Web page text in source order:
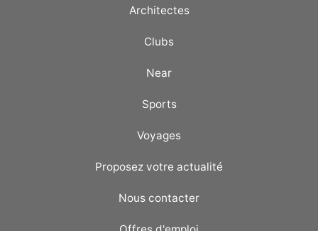
Architectes
Clubs
Near
Sports
Voyages
Proposez votre actualité
Nous contacter